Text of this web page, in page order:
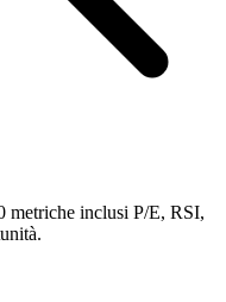
metriche inclusi P/E, RSI,